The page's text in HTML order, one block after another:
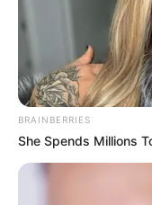
BRAINBERRIES
She Spends Millions